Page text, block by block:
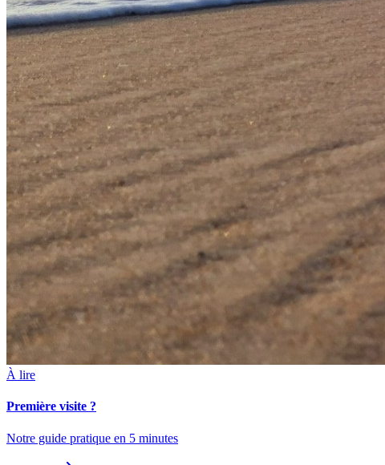
À lire
Première visite ?
Notre guide pratique en 5 minutes